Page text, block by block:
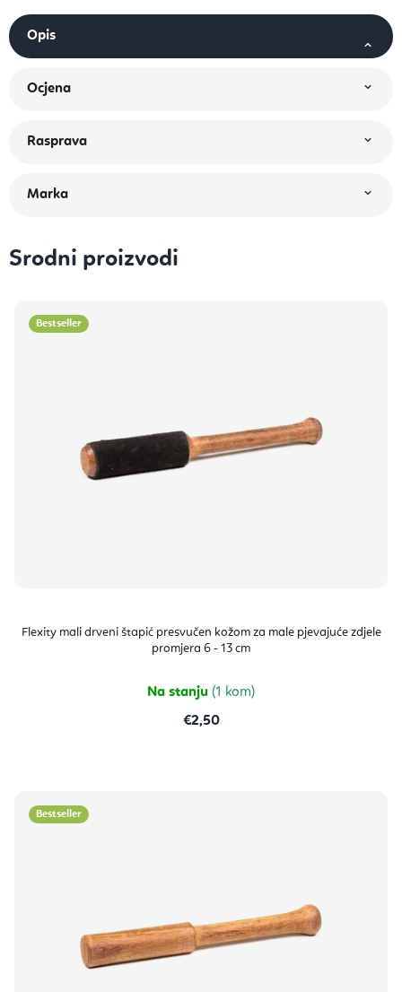
Srodni proizvodi
Bestseller
Flexity mali drveni štapić presvučen kožom za male pjevajuće zdjele
promjera 6 - 13 cm
Na stanju (1 kom)
€2,50
Bestseller